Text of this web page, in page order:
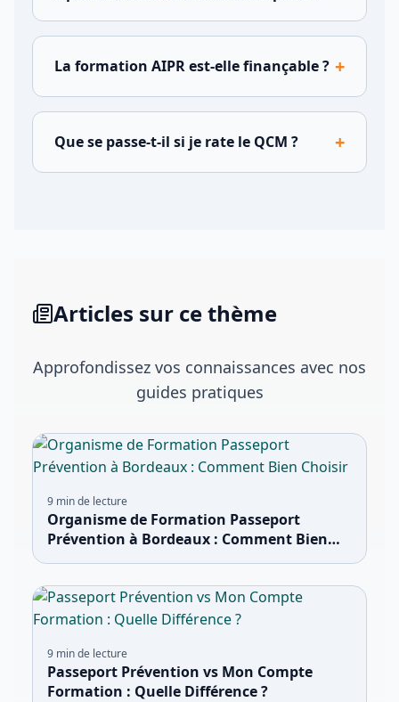
La formation AIPR est-elle finançable ? +
Que se passe-t-il si je rate le QCM ? +
Articles sur ce thème
Approfondissez vos connaissances avec nos
guides pratiques
9 min de lecture
Organisme de Formation Passeport
Prévention à Bordeaux : Comment Bien
Choisir
9 min de lecture
Passeport Prévention vs Mon Compte
Formation : Quelle Différence ?